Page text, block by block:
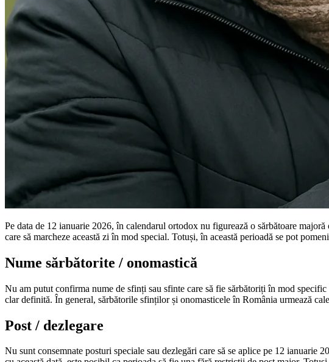
Pe data de 12 ianuarie 2026, în calendarul ortodox nu figurează o sărbătoare
care să marcheze această zi în mod special. Totuși, în această perioadă se pot
Nume sărbătorite / onomastică
Nu am putut confirma nume de sfinți sau sfinte care să fie sărbătoriți în mod
clar definită. În general, sărbătorile sfinților și onomasticele în România urmează
Post / dezlegare
Nu sunt consemnate posturi speciale sau dezlegări care să se aplice pe 12